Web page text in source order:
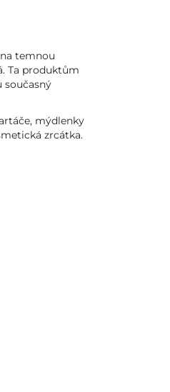
temnou
Ta produktům
současný
mýdlenky
zrcátka.